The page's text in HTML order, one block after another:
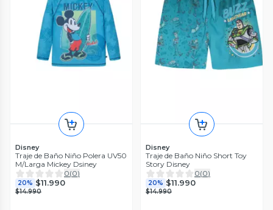
Disney
Traje de Baño Niño Polera UV50
M/Larga Mickey Dsiney
0(0)
20% $11.990
$14.990
Disney
Traje de Baño Niño Short Toy
Story Disney
0(0)
20% $11.990
$14.990